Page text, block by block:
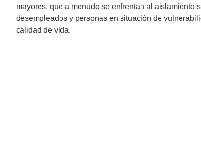
mayores, que a menudo se enfrentan al aislamiento
desempleados y personas en situación de
calidad de vida.